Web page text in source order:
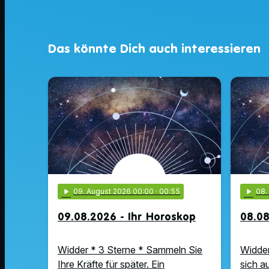
Das könnte Dich auch interessieren
play_arrow 09. August 2026 00:00 · 00:55
09.08.2026 - Ihr Horoskop
Widder * 3 Sterne * Sammeln Sie
Ihre Kräfte für später. Ein
play_arrow 08
sich